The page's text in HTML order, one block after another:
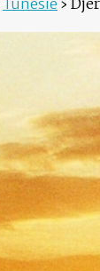
Tunesië ›